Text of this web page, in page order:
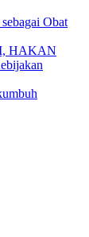
Obat
HAKAN